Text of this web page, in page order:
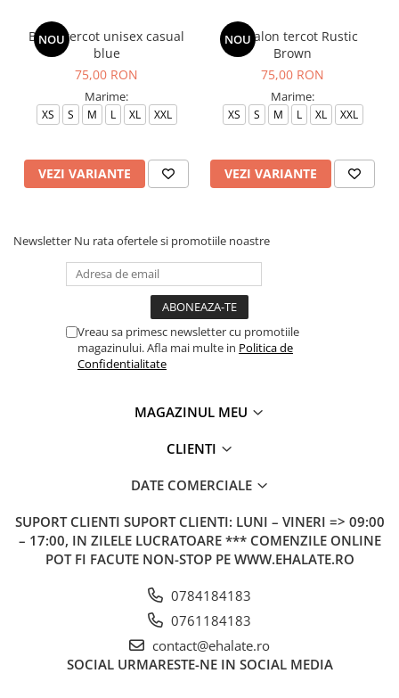
NOU
Bluza tercot unisex casual
blue
75,00 RON
Marime:
XS S M L XL XXL
VEZI VARIANTE
NOU
Pantalon tercot Rustic
Brown
75,00 RON
Marime:
XS S M L XL XXL
VEZI VARIANTE
Newsletter Nu rata ofertele si promotiile noastre
Vreau sa primesc newsletter cu promotiile
magazinului. Afla mai multe in Politica de
Confidentialitate
MAGAZINUL MEU
CLIENTI
DATE COMERCIALE
SUPORT CLIENTI SUPORT CLIENTI: LUNI – VINERI => 09:00
– 17:00, IN ZILELE LUCRATOARE *** COMENZILE ONLINE
POT FI FACUTE NON-STOP PE WWW.EHALATE.RO
0784184183
0761184183
contact@ehalate.ro
SOCIAL URMARESTE-NE IN SOCIAL MEDIA